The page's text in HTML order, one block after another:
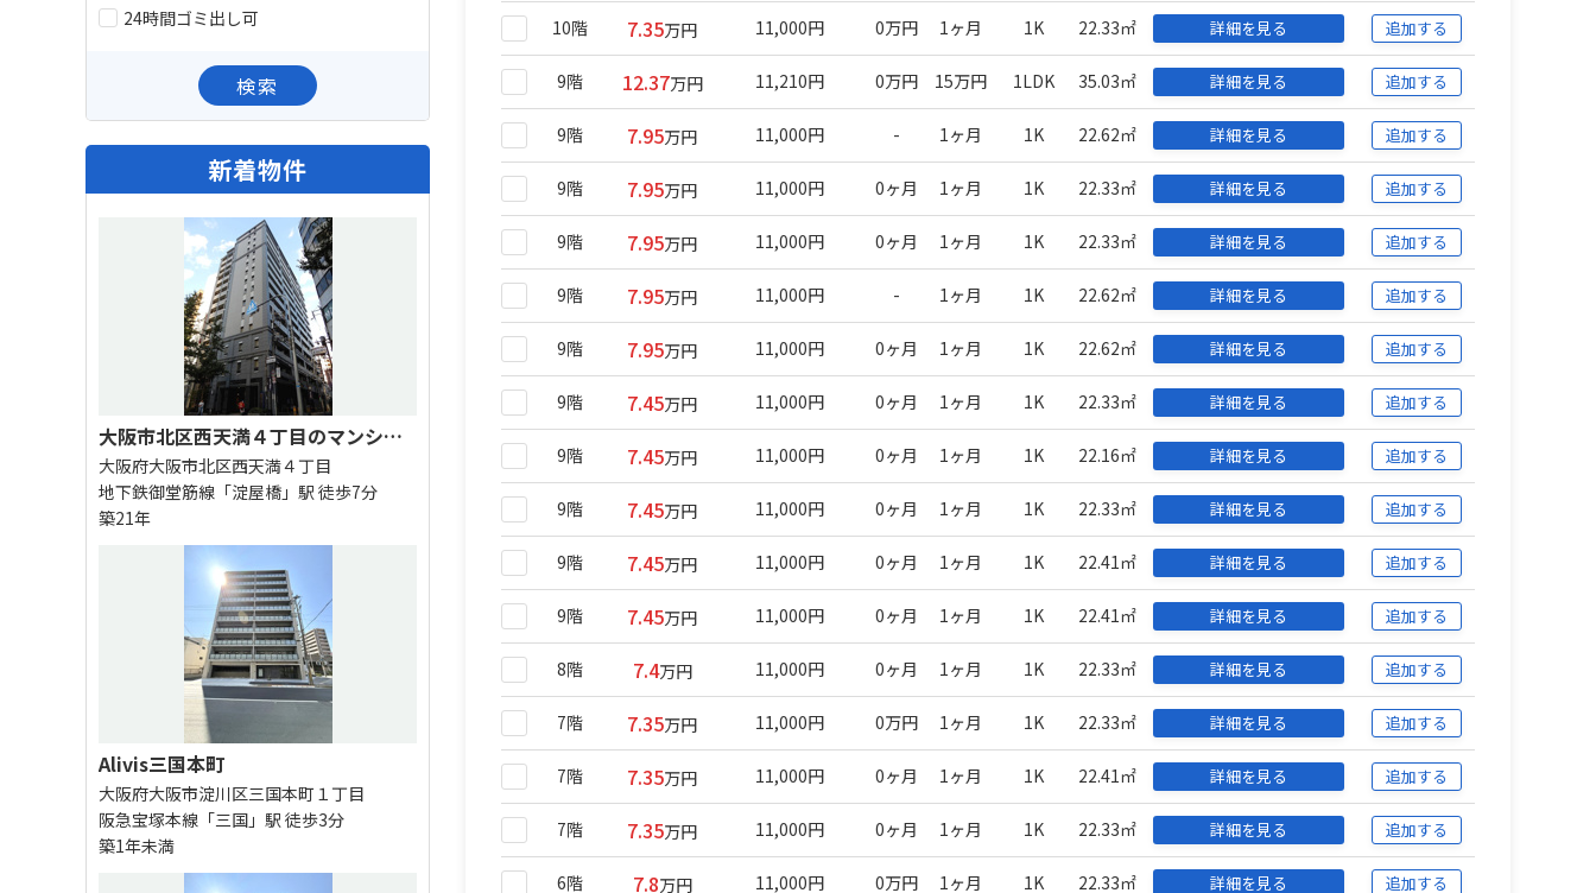
10階 7.35万円 11,000円 0万円 1ヶ月 1K 22.33㎡ 詳細を見る 追加する
9階 12.37万円 11,210円 0万円 15万円 1LDK 35.03㎡ 詳細を見る 追加する
9階 7.95万円 11,000円 - 1ヶ月 1K 22.62㎡ 詳細を見る 追加する
9階 7.95万円 11,000円 0ヶ月 1ヶ月 1K 22.33㎡ 詳細を見る 追加する
9階 7.95万円 11,000円 0ヶ月 1ヶ月 1K 22.33㎡ 詳細を見る 追加する
9階 7.95万円 11,000円 - 1ヶ月 1K 22.62㎡ 詳細を見る 追加する
9階 7.95万円 11,000円 0ヶ月 1ヶ月 1K 22.62㎡ 詳細を見る 追加する
9階 7.45万円 11,000円 0ヶ月 1ヶ月 1K 22.33㎡ 詳細を見る 追加する
9階 7.45万円 11,000円 0ヶ月 1ヶ月 1K 22.16㎡ 詳細を見る 追加する
9階 7.45万円 11,000円 0ヶ月 1ヶ月 1K 22.33㎡ 詳細を見る 追加する
9階 7.45万円 11,000円 0ヶ月 1ヶ月 1K 22.41㎡ 詳細を見る 追加する
9階 7.45万円 11,000円 0ヶ月 1ヶ月 1K 22.41㎡ 詳細を見る 追加する
8階 7.4万円 11,000円 0ヶ月 1ヶ月 1K 22.33㎡ 詳細を見る 追加する
7階 7.35万円 11,000円 0万円 1ヶ月 1K 22.33㎡ 詳細を見る 追加する
7階 7.35万円 11,000円 0ヶ月 1ヶ月 1K 22.41㎡ 詳細を見る 追加する
7階 7.35万円 11,000円 0ヶ月 1ヶ月 1K 22.33㎡ 詳細を見る 追加する
6階 7.8万円 11,000円 0万円 1ヶ月 1K 22.33㎡ 詳細を見る 追加する
24時間ゴミ出し可
検索
新着物件
大阪市北区西天満４丁目のマンション
大阪府大阪市北区西天満４丁目
地下鉄御堂筋線「淀屋橋」駅 徒歩7分
築21年
Alivis三国本町
大阪府大阪市淀川区三国本町１丁目
阪急宝塚本線「三国」駅 徒歩3分
築1年未満